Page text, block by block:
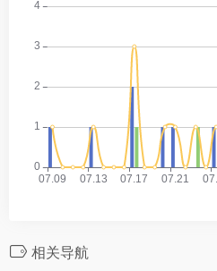
相关导航